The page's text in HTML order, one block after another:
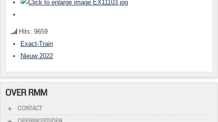
Hits: 9659
Exact-Train
Nieuw 2022
OVER RMM
CONTACT